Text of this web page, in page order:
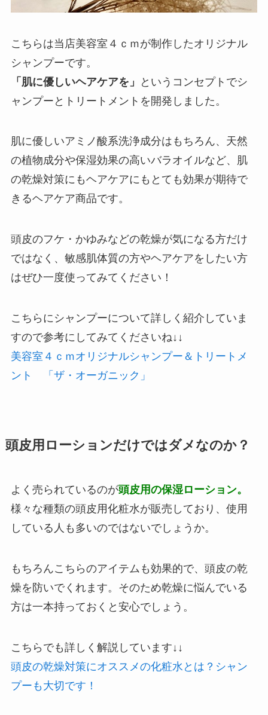
こちらは当店美容室４ｃｍが制作したオリジナル
シャンプーです。
「肌に優しいヘアケアを」
というコンセプトでシ
ャンプーとトリートメントを開発しました。
肌に優しいアミノ酸系洗浄成分はもちろん、天然
の植物成分や保湿効果の高いバラオイルなど、肌
の乾燥対策にもヘアケアにもとても効果が期待で
きるヘアケア商品です。
頭皮のフケ・かゆみなどの乾燥が気になる方だけ
ではなく、敏感肌体質の方やヘアケアをしたい方
はぜひ一度使ってみてください！
こちらにシャンプーについて詳しく紹介していま
すので参考にしてみてくださいね↓↓
美容室４ｃｍオリジナルシャンプー＆トリートメ
ント 「ザ・オーガニック」
頭皮用ローションだけではダメなのか？
よく売られているのが頭皮用の保湿ローション。
様々な種類の頭皮用化粧水が販売しており、使用
している人も多いのではないでしょうか。
もちろんこちらのアイテムも効果的で、頭皮の乾
燥を防いでくれます。そのため乾燥に悩んでいる
方は一本持っておくと安心でしょう。
こちらでも詳しく解説しています↓↓
頭皮の乾燥対策にオススメの化粧水とは？シャン
プーも大切です！